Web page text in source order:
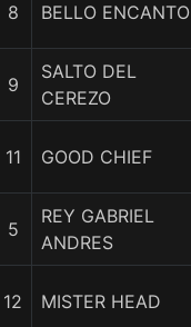
8 BELLO ENCANTO
9
SALTO DEL
CEREZO
11 GOOD CHIEF
5
REY GABRIEL
ANDRES
12 MISTER HEAD